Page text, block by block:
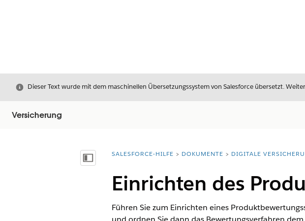
Schließen
Dieser Text wurde mit dem maschinellen Übersetzungssystem von Salesforce übersetzt.
Versicherung
Inhalt anzeigenSie befinden sich hier:
SALESFORCE-HILFE DOKUMENTE DIGITALE
Einrichten des
Führen Sie zum Einrichten eines